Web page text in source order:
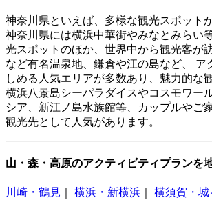
神奈川県といえば、多様な観光スポット
神奈川県には横浜中華街やみなとみらい
光スポットのほか、世界中から観光客が
など有名温泉地、鎌倉や江の島など、 ア
しめる人気エリアが多数あり、魅力的な
横浜八景島シーパラダイスやコスモワー
シア、新江ノ島水族館等、カップルやご
観光先として人気があります。
山・森・高原のアクティビティプランを
川崎・鶴見 横浜・新横浜 横須賀・城